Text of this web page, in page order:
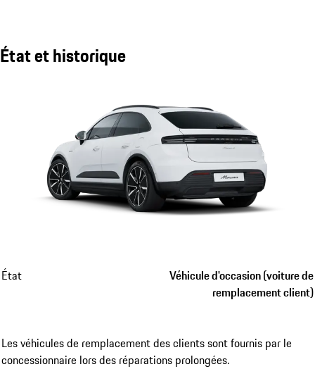
État et historique
État
Véhicule d'occasion (voiture de
remplacement client)
Les véhicules de remplacement des clients sont fournis par le
concessionnaire lors des réparations prolongées.